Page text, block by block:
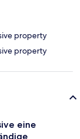
property
property
eine